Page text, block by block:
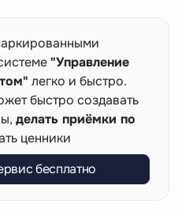
"Управление
легко и быстро.
быстро создавать
делать приёмки по
ценники
бесплатно